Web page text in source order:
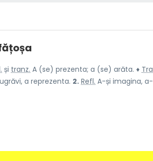
și tranz. A (se) prezenta; a (se) arăta. ♦
a reprezenta. 2. Refl. A-și imagina, a-